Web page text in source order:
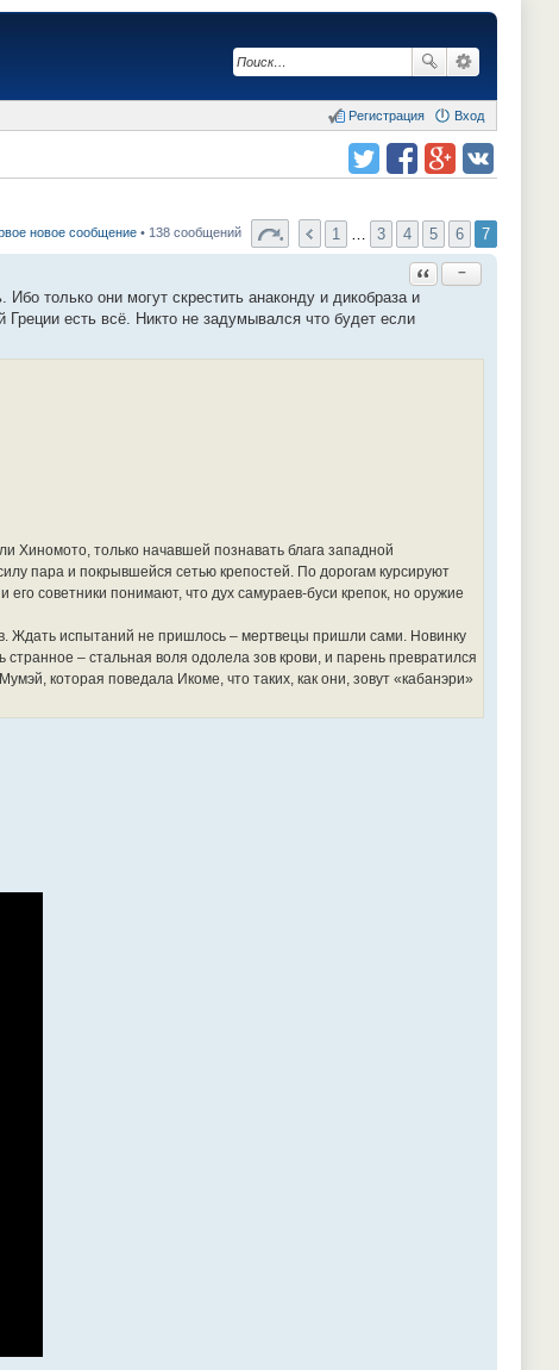
Вход
Регистрация
новое сообщение • 138 сообщений 1 3 4 5 6 7
Ответить с цитатой
−
только они могут скрестить анаконду и дикобраза и
есть всё. Никто не задумывался что будет если
только начавшей познавать блага западной
пара и покрывшейся сетью крепостей. По дорогам курсируют
советники понимают, что дух самураев-буси крепок, но оружие
Ждать испытаний не пришлось – мертвецы пришли сами. Новинку
– стальная воля одолела зов крови, и парень превратился
которая поведала Икоме, что таких, как они, зовут «кабанэри»